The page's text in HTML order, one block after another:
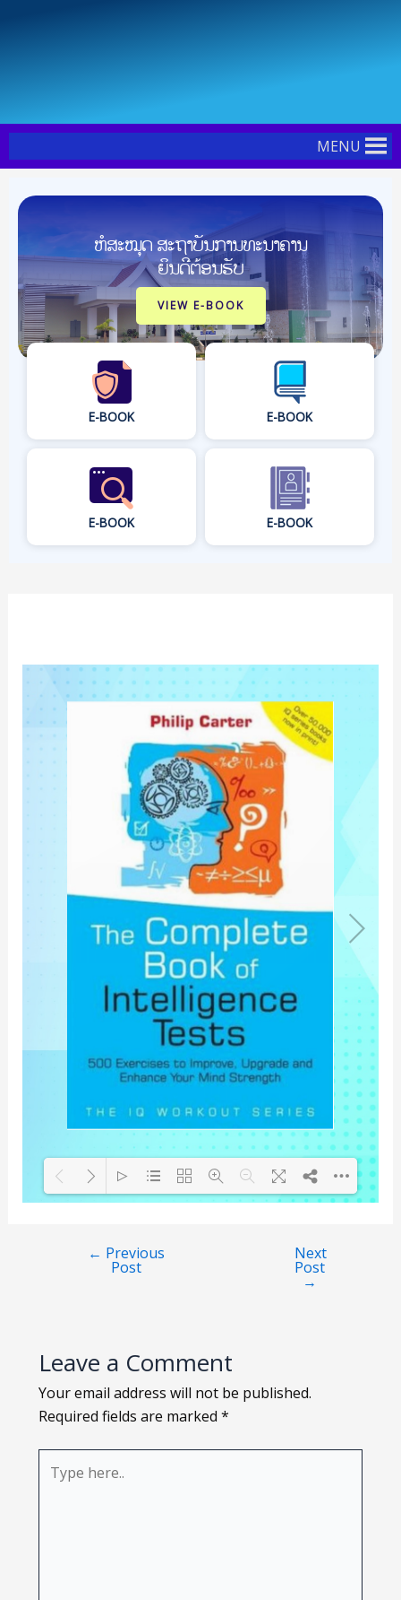
MENU
ຫໍສະໝຸດ ສະຖາບັນການທະນາຄານ
ຍິນດີຕ້ອນຮັບ
VIEW E-BOOK
E-BOOK E-BOOK
E-BOOK E-BOOK
← Previous
Post
Next
Post
→
Leave a Comment
Your email address will not be published.
Required fields are marked *
here..